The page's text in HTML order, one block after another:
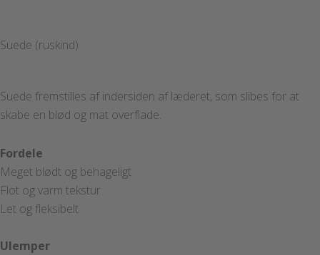
Suede (ruskind)
Suede fremstilles af indersiden af læderet, som slibes for at
skabe en blød og mat overflade.
Fordele
Meget blødt og behageligt
Flot og varm tekstur
Let og fleksibelt
Ulemper